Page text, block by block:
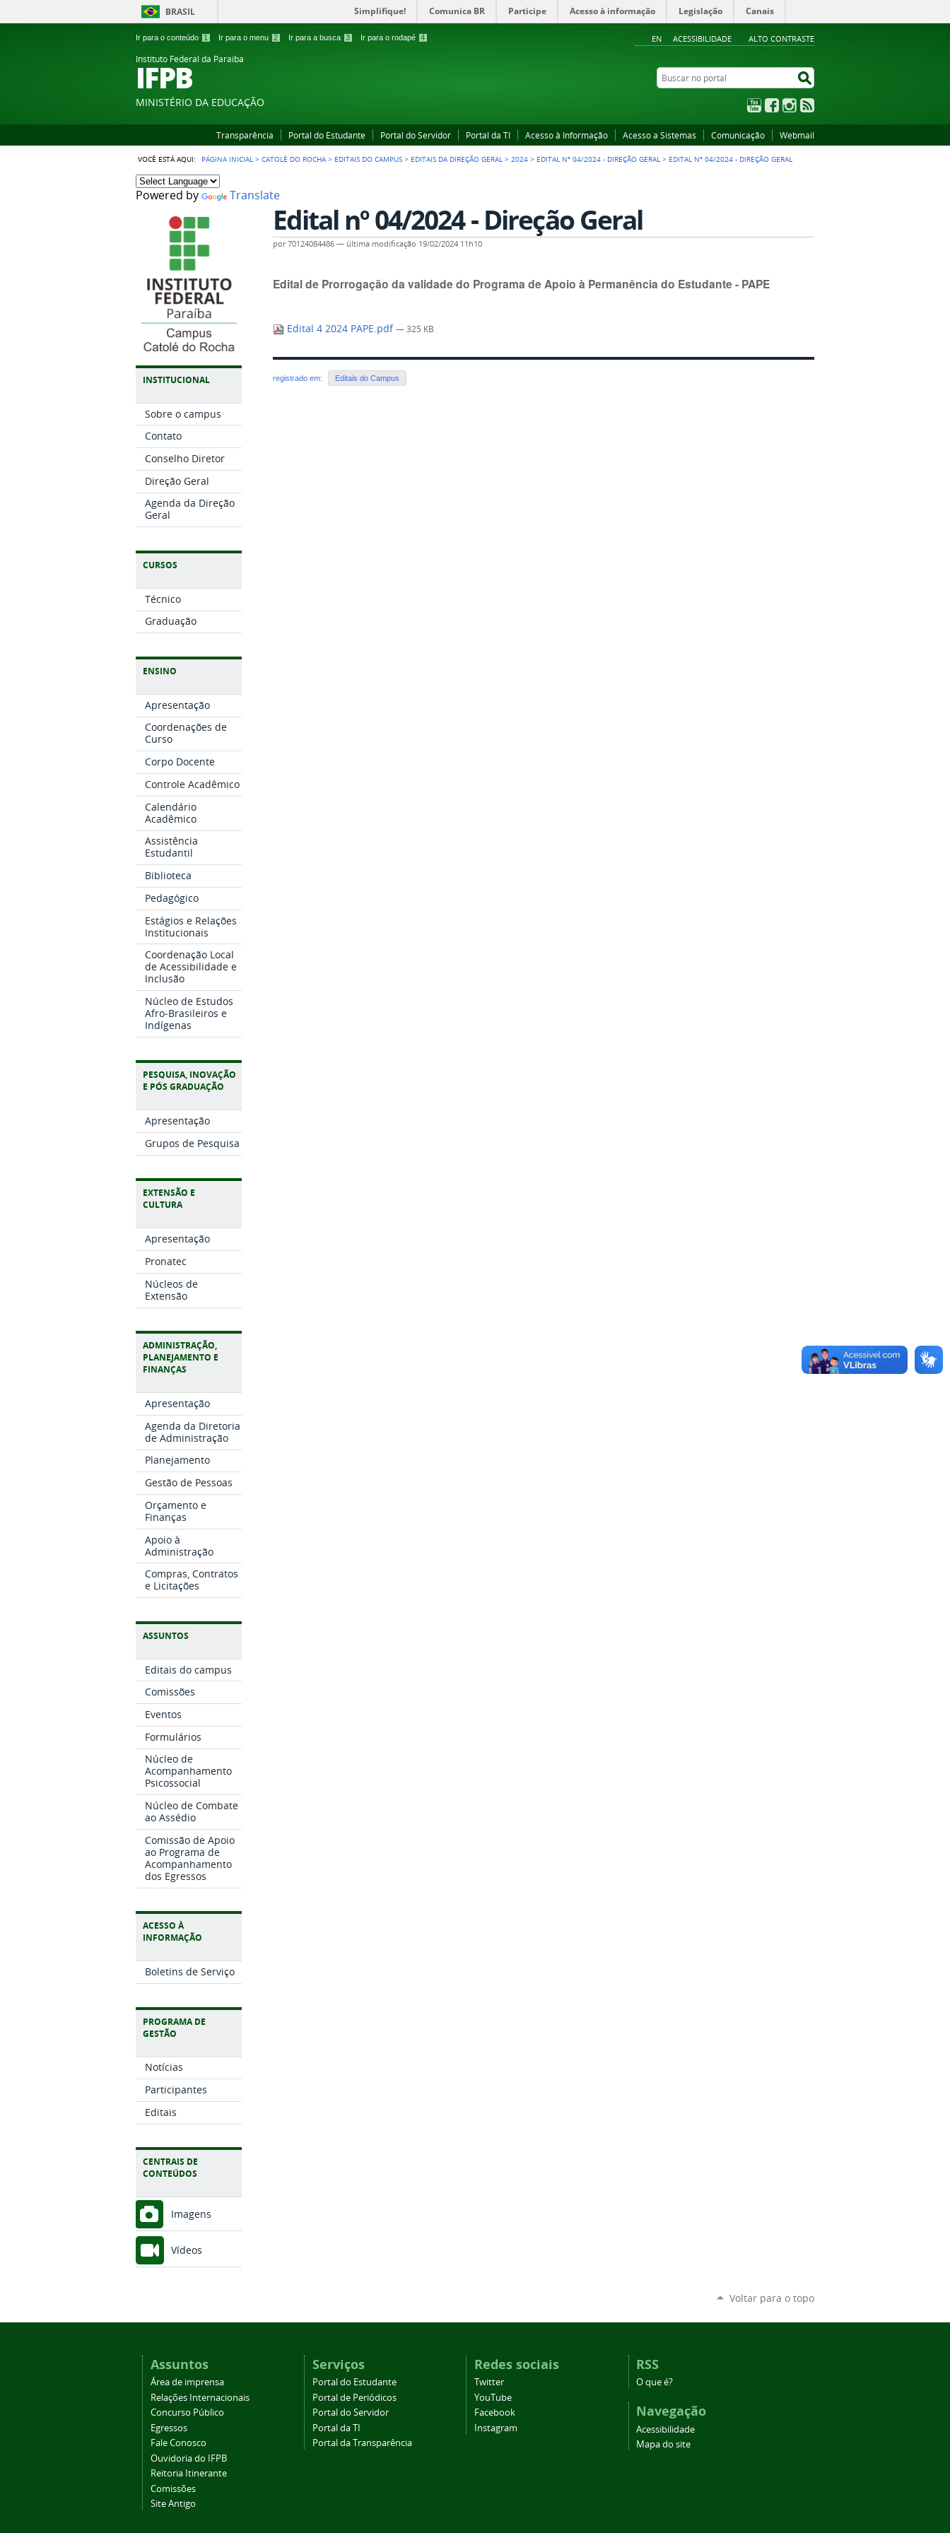
BRASIL Simplifique! Comunica BR Participe Acesso à informação Legislação Canais
Ir para o conteúdo 1 Ir para o menu 2 Ir para a busca 3 Ir para o rodapé 4 EN ACESSIBILIDADE ALTO CONTRASTE
Instituto Federal da Paraiba
IFPB
MINISTÉRIO DA EDUCAÇÃO
Buscar no portal
YouTubeFacebookInstagram
Transparência Portal do Estudante Portal do Servidor Portal da TI Acesso à Informação Acesso a Sistemas Comunicação Webmail
VOCÊ ESTÁ AQUI: PÁGINA INICIAL >CATOLÉ DO ROCHA > EDITAIS DO CAMPUS > EDITAIS DA DIREÇÃO GERAL >2024 > EDITAL Nº 04/2024 - DIREÇÃO GERAL > EDITAL Nº 04/2024 - DIREÇÃO GERAL
Powered by Translate
INSTITUCIONAL
Sobre o campus
Contato
Conselho Diretor
Direção Geral
Agenda da Direção
Geral
CURSOS
Técnico
Graduação
ENSINO
Apresentação
Coordenações de
Curso
Corpo Docente
Controle Acadêmico
Calendário
Acadêmico
Assistência
Estudantil
Biblioteca
Pedagógico
Estágios e Relações
Institucionais
Coordenação Local
de Acessibilidade e
Inclusão
Núcleo de Estudos
Afro-Brasileiros e
Indígenas
PESQUISA, INOVAÇÃO
E PÓS GRADUAÇÃO
Apresentação
Grupos de Pesquisa
EXTENSÃO E
CULTURA
Apresentação
Pronatec
Núcleos de
Extensão
ADMINISTRAÇÃO,
PLANEJAMENTO E
FINANÇAS
Apresentação
Agenda da Diretoria
de Administração
Planejamento
Gestão de Pessoas
Orçamento e
Finanças
Apoio à
Administração
Compras, Contratos
e Licitações
ASSUNTOS
Editais do campus
Comissões
Eventos
Formulários
Núcleo de
Acompanhamento
Psicossocial
Núcleo de Combate
ao Assédio
Comissão de Apoio
ao Programa de
Acompanhamento
dos Egressos
ACESSO À
INFORMAÇÃO
Boletins de Serviço
PROGRAMA DE
GESTÃO
Notícias
Participantes
Editais
CENTRAIS DE
CONTEÚDOS
Imagens
Vídeos
Edital nº 04/2024 - Direção Geral
por70124084486 — última modificação 19/02/2024 11h10
Edital de Prorrogação da validade do Programa de Apoio à Permanência do Estudante - PAPE
Edital 4 2024 PAPE.pdf— 325 KB
registrado em: Editais do Campus
Voltar para o topo
Assuntos
Área de imprensa
Relações Internacionais
Concurso Público
Egressos
Fale Conosco
Ouvidoria do IFPB
Reitoria Itinerante
Comissões
Site Antigo
Serviços
Portal do Estudante
Portal de Periódicos
Portal do Servidor
Portal da TI
Portal da Transparência
Redes sociais
Twitter
YouTube
Facebook
Instagram
RSS
O que é?
Navegação
Acessibilidade
Mapa do site